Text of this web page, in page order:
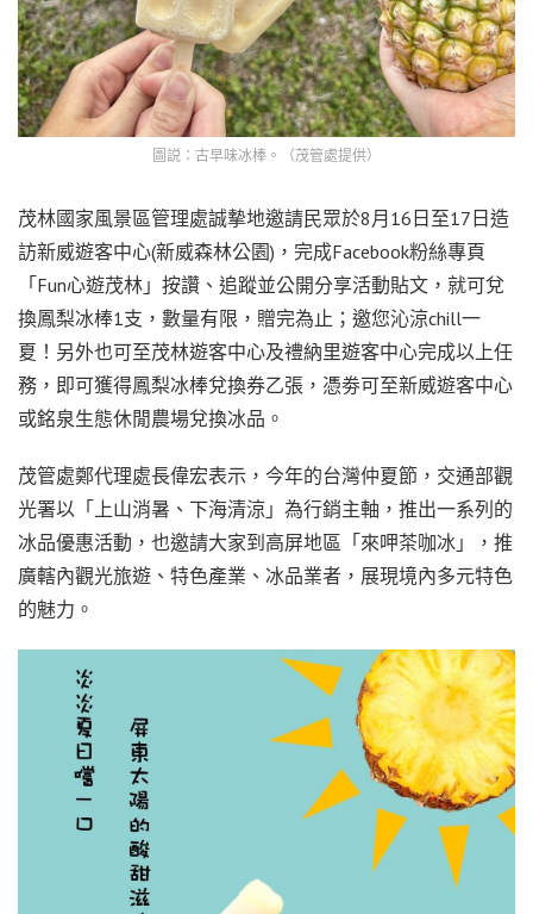
圖説：古早味冰棒。（茂管處提供）
茂林國家風景區管理處誠摰地邀請民眾於8月16日至17日造
訪新威遊客中心(新威森林公園)，完成Facebook粉絲專頁
「Fun心遊茂林」按讚、追蹤並公開分享活動貼文，就可兌
換鳳梨冰棒1支，數量有限，贈完為止；邀您沁涼chill一
夏！另外也可至茂林遊客中心及禮納里遊客中心完成以上任
務，即可獲得鳳梨冰棒兌換券乙張，憑劵可至新威遊客中心
或銘泉生態休閒農場兌換冰品。
茂管處鄭代理處長偉宏表示，今年的台灣仲夏節，交通部觀
光署以「上山消暑、下海清涼」為行銷主軸，推出一系列的
冰品優惠活動，也邀請大家到高屏地區「來呷茶咖冰」，推
廣轄內觀光旅遊、特色產業、冰品業者，展現境內多元特色
的魅力。